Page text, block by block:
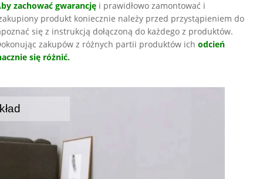
zachować gwarancję i prawidłowo zamontować i
produkt koniecznie należy przed przystąpieniem do
się z instrukcją dołączoną do każdego z produktów.
zakupów z różnych partii produktów ichodcień
się różnić.